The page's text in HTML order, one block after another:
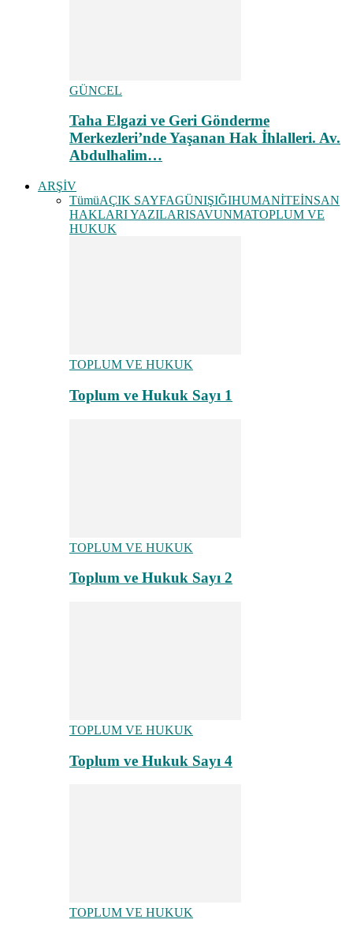
GÜNCEL
Taha Elgazi ve Geri Gönderme
Merkezleri’nde Yaşanan Hak İhlalleri. Av.
Abdulhalim…
ARŞİV
TümüAÇIK SAYFAGÜNIŞIĞIHUMANİTEİNSAN
HAKLARI YAZILARISAVUNMATOPLUM VE
HUKUK
TOPLUM VE HUKUK
Toplum ve Hukuk Sayı 1
TOPLUM VE HUKUK
Toplum ve Hukuk Sayı 2
TOPLUM VE HUKUK
Toplum ve Hukuk Sayı 4
TOPLUM VE HUKUK